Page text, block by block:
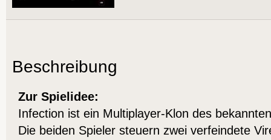
Beschreibung
Zur Spielidee:
Infection ist ein Multiplayer-Klon des
Die beiden Spieler steuern zwei verfeindete